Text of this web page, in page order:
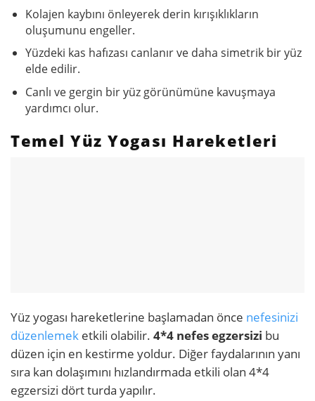
Kolajen kaybını önleyerek derin kırışıklıkların
oluşumunu engeller.
Yüzdeki kas hafızası canlanır ve daha simetrik bir yüz
elde edilir.
Canlı ve gergin bir yüz görünümüne kavuşmaya
yardımcı olur.
Temel Yüz Yogası Hareketleri
Yüz yogası hareketlerine başlamadan önce nefesinizi
düzenlemek etkili olabilir. 4*4 nefes egzersizi bu
düzen için en kestirme yoldur. Diğer faydalarının yanı
sıra kan dolaşımını hızlandırmada etkili olan 4*4
egzersizi dört turda yapılır.